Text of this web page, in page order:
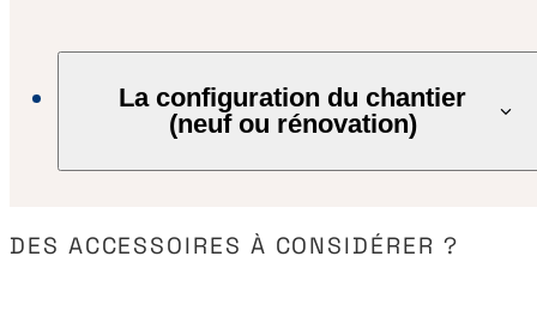
La configuration du chantier
(neuf ou rénovation)
DES ACCESSOIRES À CONSIDÉRER ?